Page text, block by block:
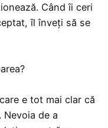
Când îi ceri
îl înveți să se
e tot mai clar că
de a